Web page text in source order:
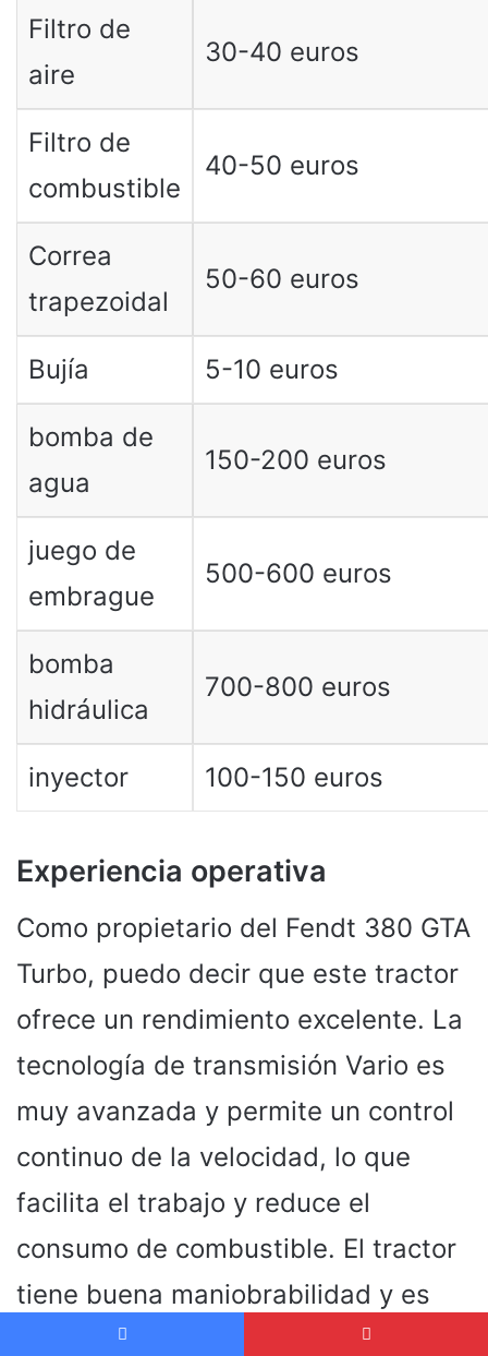
Filtro de
aire
30-40 euros
Filtro de
combustible
40-50 euros
Correa
trapezoidal
50-60 euros
Bujía 5-10 euros
bomba de
agua
150-200 euros
juego de
embrague
500-600 euros
bomba
hidráulica
700-800 euros
inyector 100-150 euros
Experiencia operativa
Como propietario del Fendt 380 GTA
Turbo, puedo decir que este tractor
ofrece un rendimiento excelente. La
tecnología de transmisión Vario es
muy avanzada y permite un control
continuo de la velocidad, lo que
facilita el trabajo y reduce el
consumo de combustible. El tractor
tiene buena maniobrabilidad y es
fácil de operar.